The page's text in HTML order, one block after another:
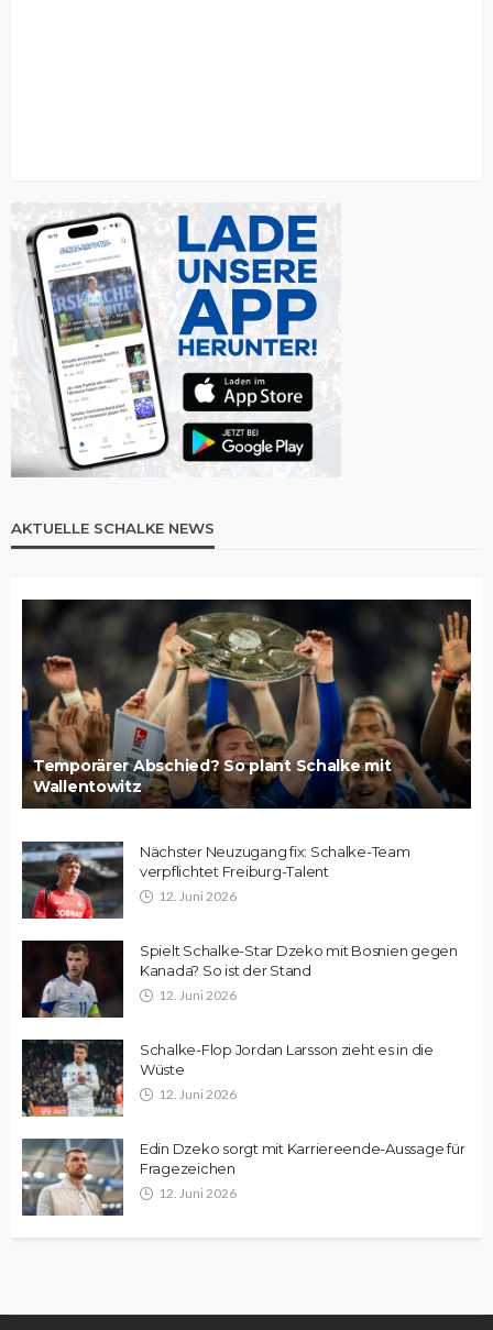
AKTUELLE SCHALKE NEWS
Temporärer Abschied? So plant Schalke mit
Wallentowitz
Nächster Neuzugang fix: Schalke-Team
verpflichtet Freiburg-Talent
12. Juni 2026
Spielt Schalke-Star Dzeko mit Bosnien gegen
Kanada? So ist der Stand
12. Juni 2026
Schalke-Flop Jordan Larsson zieht es in die
Wüste
12. Juni 2026
Edin Dzeko sorgt mit Karriereende-Aussage für
Fragezeichen
12. Juni 2026